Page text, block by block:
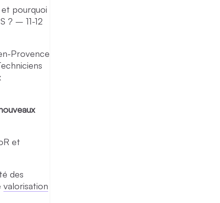
pourquoi
? – 11-12
Provence
et
des
valorisation